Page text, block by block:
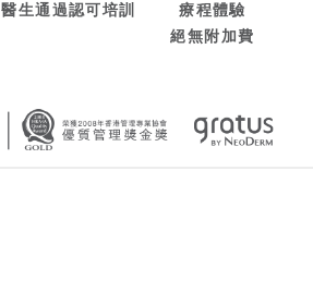
醫生通過認可培訓
療程體驗
絕無附加費